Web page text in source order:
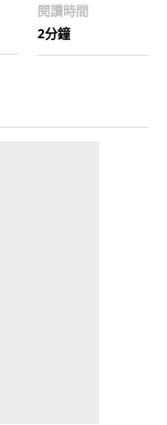
閱讀時間
2分鐘